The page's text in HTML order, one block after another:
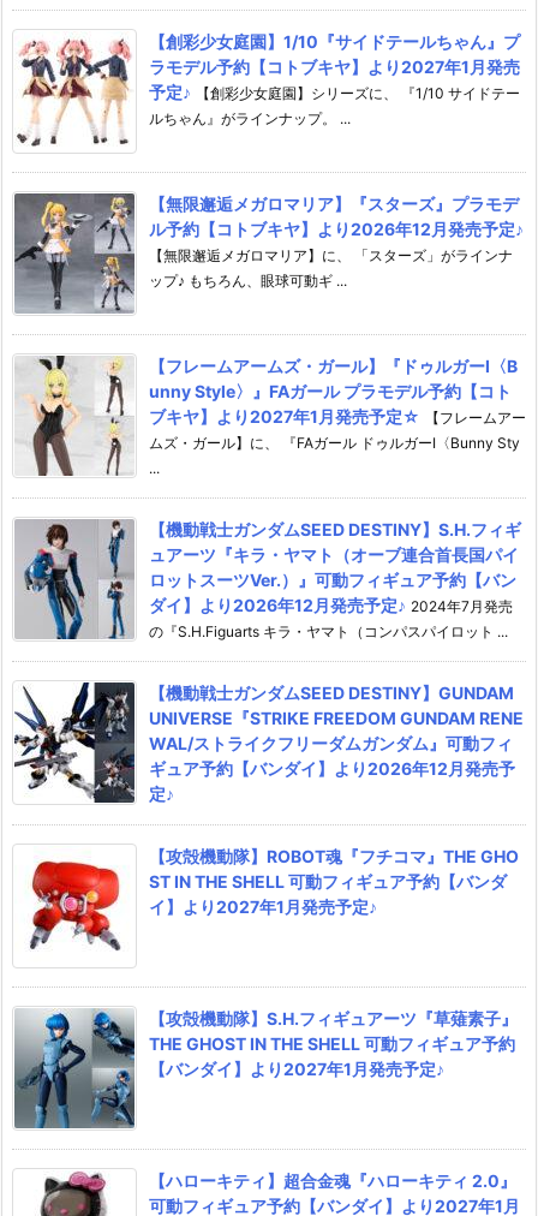
【創彩少女庭園】1/10『サイドテールちゃん』プ
ラモデル予約【コトブキヤ】より2027年1月発売
予定♪
【創彩少女庭園】シリーズに、 『1/10 サイドテー
ルちゃん』がラインナップ。 ...
【無限邂逅メガロマリア】『スターズ』プラモデ
ル予約【コトブキヤ】より2026年12月発売予定♪
【無限邂逅メガロマリア】に、 「スターズ」がラインナ
ップ♪ もちろん、眼球可動ギ ...
【フレームアームズ・ガール】『ドゥルガーI〈B
unny Style〉』FAガール プラモデル予約【コト
ブキヤ】より2027年1月発売予定☆
【フレームアー
ムズ・ガール】に、 『FAガール ドゥルガーI〈Bunny Sty
...
【機動戦士ガンダムSEED DESTINY】S.H.フィギ
ュアーツ『キラ・ヤマト（オーブ連合首長国パイ
ロットスーツVer.）』可動フィギュア予約【バン
ダイ】より2026年12月発売予定♪ 2024年7月発売
の『S.H.Figuarts キラ・ヤマト（コンパスパイロット ...
【機動戦士ガンダムSEED DESTINY】GUNDAM
UNIVERSE『STRIKE FREEDOM GUNDAM RENE
WAL/ストライクフリーダムガンダム』可動フィ
ギュア予約【バンダイ】より2026年12月発売予
定♪
【攻殻機動隊】ROBOT魂『フチコマ』THE GHO
ST IN THE SHELL 可動フィギュア予約【バンダ
イ】より2027年1月発売予定♪
【攻殻機動隊】S.H.フィギュアーツ『草薙素子』
THE GHOST IN THE SHELL 可動フィギュア予約
【バンダイ】より2027年1月発売予定♪
【ハローキティ】超合金魂『ハローキティ 2.0』
可動フィギュア予約【バンダイ】より2027年1月